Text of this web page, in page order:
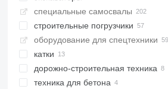
автокраны
башенные краны
гусеничные краны
быстромонтируемые башенные
колесные экскаваторы
экскаваторы-погрузчики
экскаваторы для перевалки
мини-экскаваторы
гусеничные экскаваторы
экскаваторы на рельсовом ходу
специальные самосвалы
мини-самосвалы
шарнирные самосвалы
карьерные самосвалы
строительные погрузчики
фронтальные погрузчики
мультифункциональные
оборудование для спецтехники
катки
тротуарные катки
дорожно-строительная техника
асфальтоукладчики
техника для бетона